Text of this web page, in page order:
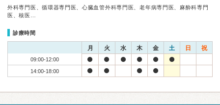
外科専門医、循環器専門医、心臓血管外科専門医、老年病専門医、麻酔科専門
医、核医…
診療時間
月 火 水 木 金 土 日 祝
09:00-12:00
14:00-18:00